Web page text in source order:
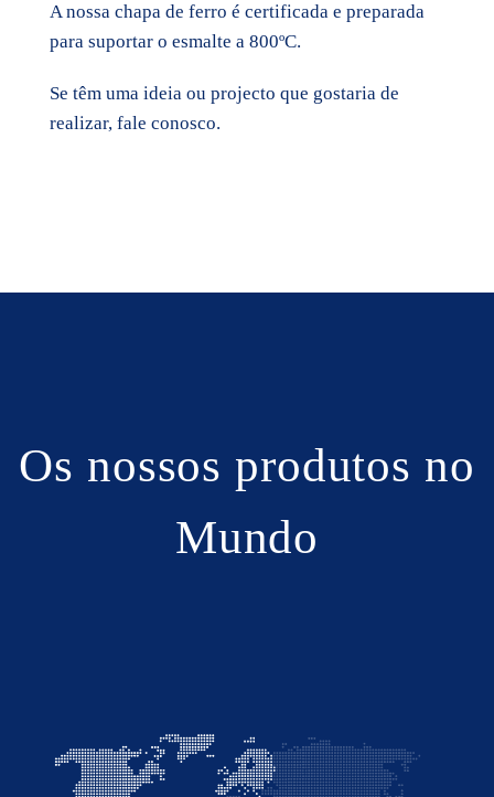
A nossa chapa de ferro é certificada e preparada
para suportar o esmalte a 800ºC.
Se têm uma ideia ou projecto que gostaria de
realizar, fale conosco.
Os nossos produtos no
Mundo